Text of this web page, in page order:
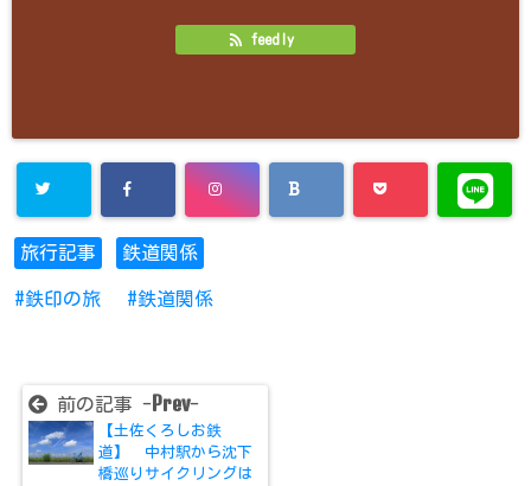
feedly
旅行記事 鉄道関係
鉄印の旅 鉄道関係
前の記事 -Prev-
【土佐くろしお鉄
道】 中村駅から沈下
橋巡りサイクリングは